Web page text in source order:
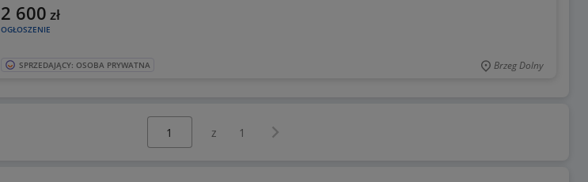
OGŁOSZENIE
2 600 zł
SPRZEDAJĄCY: OSOBA PRYWATNA Brzeg Dolny
z 1 Następna strona